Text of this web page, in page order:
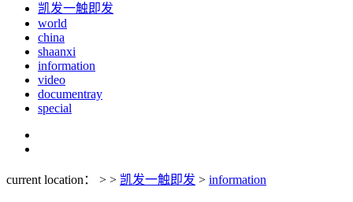
凯发一触即发
world
china
shaanxi
information
video
documentray
special
current location： > > 凯发一触即发 > information